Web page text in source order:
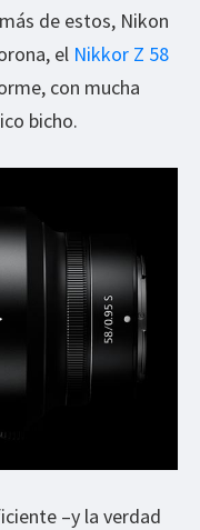
de estos, Nikon
el Nikkor Z 58
con mucha
bicho.
–y la verdad